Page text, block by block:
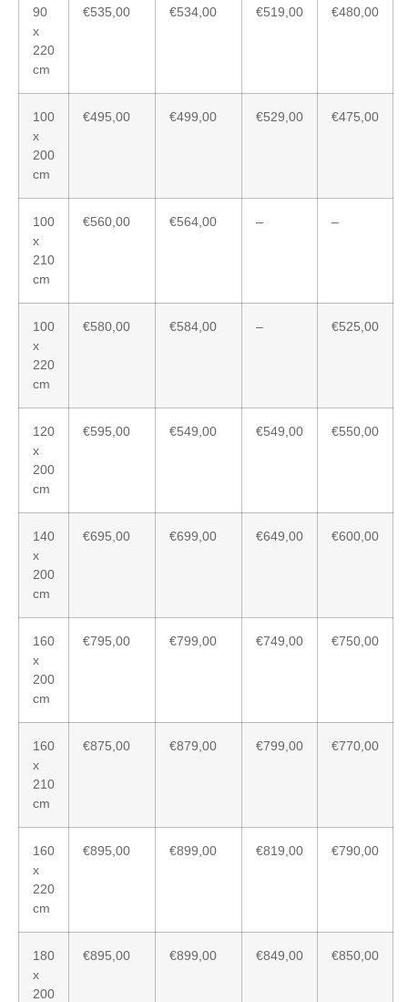
90
x
220
cm
€535,00 €534,00 €519,00 €480,00
100
x
200
cm
€495,00 €499,00 €529,00 €475,00
100
x
210
cm
€560,00 €564,00 – –
100
x
220
cm
€580,00 €584,00 – €525,00
120
x
200
cm
€595,00 €549,00 €549,00 €550,00
140
x
200
cm
€695,00 €699,00 €649,00 €600,00
160
x
200
cm
€795,00 €799,00 €749,00 €750,00
160
x
210
cm
€875,00 €879,00 €799,00 €770,00
160
x
220
cm
€895,00 €899,00 €819,00 €790,00
180
x
200
€895,00 €899,00 €849,00 €850,00